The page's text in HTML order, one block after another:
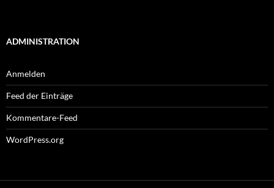
ADMINISTRATION
Anmelden
Feed der Einträge
Kommentare-Feed
WordPress.org